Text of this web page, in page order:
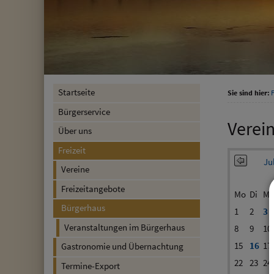
Startseite
Bürgerservice
Über uns
Freizeit
Vereine
Freizeitangebote
Bürgerhaus
Veranstaltungen im Bürgerhaus
Gastronomie und Übernachtung
Termine-Export
Sie sind hier:
Mo Di Mi
1
2 3
8
9 10
15
16 17
22 23 24